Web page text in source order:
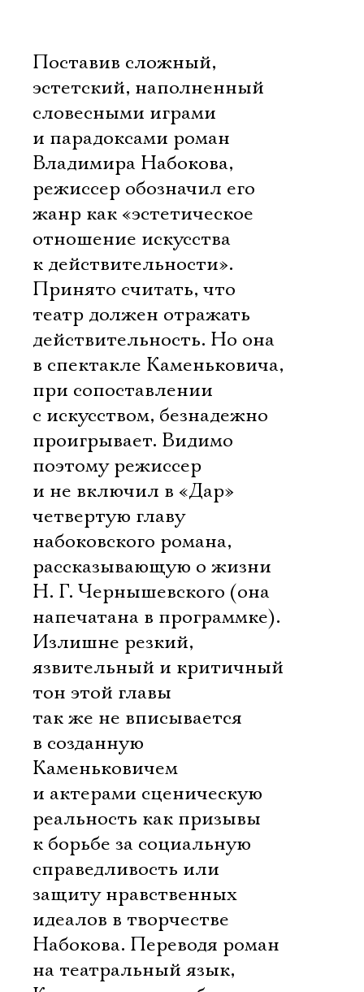
Поставив сложный,
эстетский, наполненный
словесными играми
и парадоксами роман
Владимира Набокова,
режиссер обозначил его
жанр как «эстетическое
отношение искусства
к действительности».
Принято считать, что
театр должен отражать
действительность. Но она
в спектакле Каменьковича,
при сопоставлении
с искусством, безнадежно
проигрывает. Видимо
поэтому режиссер
и не включил в «Дар»
четвертую главу
набоковского романа,
рассказывающую о жизни
Н. Г. Чернышевского (она
напечатана в программке).
Излишне резкий,
язвительный и критичный
тон этой главы
так же не вписывается
в созданную
Каменьковичем
и актерами сценическую
реальность как призывы
к борьбе за социальную
справедливость или
защиту нравственных
идеалов в творчестве
Набокова. Переводя роман
на театральный язык,